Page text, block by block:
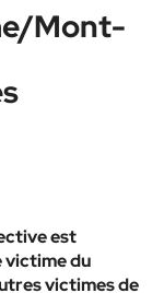
Mont-
est
victime du
victimes de